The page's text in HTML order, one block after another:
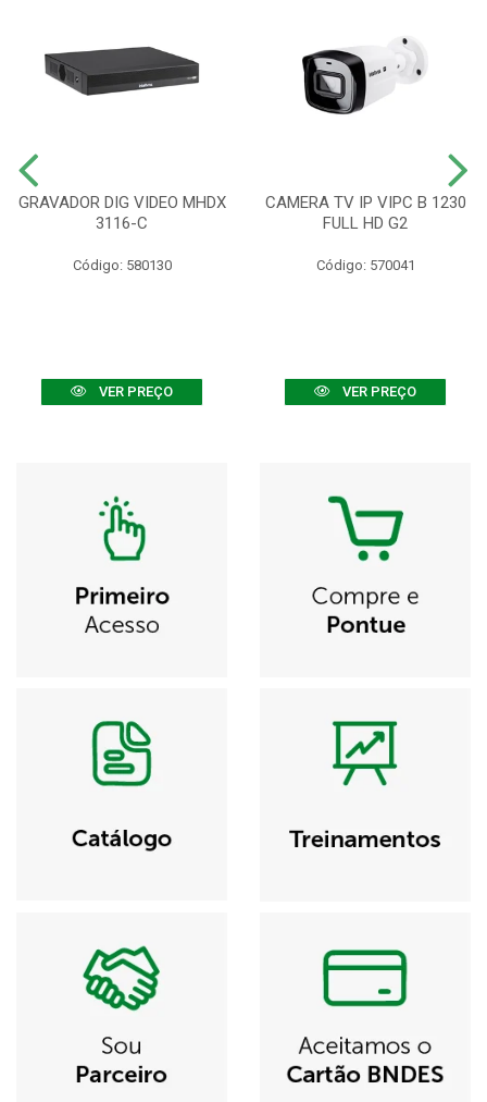
GRAVADOR DIG VIDEO MHDX
3116-C
Código: 580130
VER PREÇO
CAMERA TV IP VIPC B 1230
FULL HD G2
Código: 570041
VER PREÇO